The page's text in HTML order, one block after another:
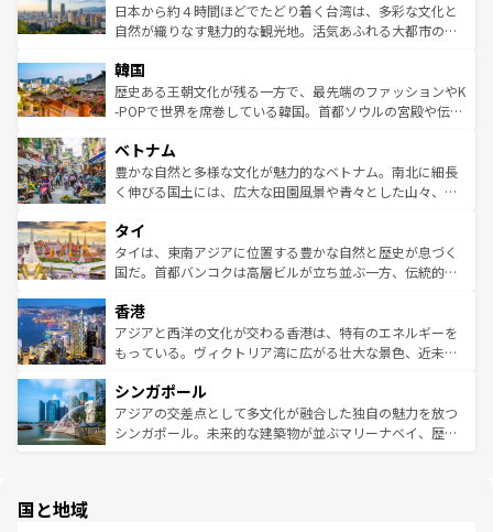
情報はコンテンツ一覧を参照してほしい。
人々、おいしいローカルフードやハワイアンミュージッ
ク、伝統的なフラダンスなど、すべてがハワイの魅力を彩
ワイを、存分に味わってほしい。 なお、新着のハワイ情報
はコンテンツ一覧を参照してほしい。
ク）、タスマニアの美しい原生林やケアンズの熱帯雨林な
ど、見どころがたくさん。また、カフェやワイン、オージ
いる。アクティビティも充実しており、サーフィンやダイ
ビング、ハイキングなど、アウトドア好きにはたまらな
い。オーストラリアの多彩な魅力を存分に味わいつくそ
参照してほしい。
日本から約４時間ほどでたどり着く台湾は、多彩な文化と
自然が織りなす魅力的な観光地。活気あふれる大都市の台
ン）、静ひつな山岳地帯である台湾東部など、都市の喧騒
と山間の静けさが共存しており、訪れる人に新しい発見と
驚きをもたらしてくれる。また、奥深い台湾の食文化も魅
容にもいいと評判のスイーツなど、バラエティ豊かな料理
が味わえる。 なお、新着の台湾情報は コンテンツ一覧を参
照してほしい。
韓国
歴史ある王朝文化が残る一方で、最先端のファッションやK
-POPで世界を席巻している韓国。首都ソウルの宮殿や伝統
き、地方に足を延ばせば四季折々の自然美を楽しむことが
できる。そして、キムチや焼肉、絶品のストリートフード
まで、さまざまな韓国料理が待っている。夜には、韓国な
リティに包まれながら、韓国の多彩な魅力を心ゆくまで味
わってみてほしい。 なお、新着の韓国情報はコンテンツ一
覧を参照してほしい。
ベトナム
豊かな自然と多様な文化が魅力的なベトナム。南北に細長
く伸びる国土には、広大な田園風景や青々とした山々、世
急速な発展と共に伝統が息づく。ハノイの古い町並みやホ
ーチミン市のフランス統治時代の建物も、独特の雰囲気を
醸し出している。また、バラエティの豊かさとおいしさで
とつ。フォーやバインミー、ベトナムコーヒーなどは、ぜ
ひ現地で味わいたい。どの地域を訪れてもあたたかい人々
が旅行者を迎えてくれるので、きっと忘れられない旅にな
参照してほしい。
タイ
タイは、東南アジアに位置する豊かな自然と歴史が息づく
国だ。首都バンコクは高層ビルが立ち並ぶ一方、伝統的な
の活気が交差している。北部ではチェンマイなどの山岳地
帯で自然と触れ合い、南部ではプーケットやクラビの美し
いビーチでリゾート気分を楽しむことができる。タイ料理
激する。気候は一年中温暖で、どの季節にも異なる楽しみ
が待っている。親しみやすいタイの人々、仏教を中心とし
た文化、そして多様な観光資源が、訪れる旅人を魅了し続
香港
アジアと西洋の文化が交わる香港は、特有のエネルギーを
もっている。ヴィクトリア湾に広がる壮大な景色、近未来
み、どこを訪れても感動するはず。観光スポットが密集し
ており、効率よく見どころを回れるのも魅力。息をのむよ
うな絶景から文化的な体験まで、香港を存分に楽しみ尽く
シンガポール
アジアの交差点として多文化が融合した独自の魅力を放つ
シンガポール。未来的な建築物が並ぶマリーナベイ、歴史
国と地域